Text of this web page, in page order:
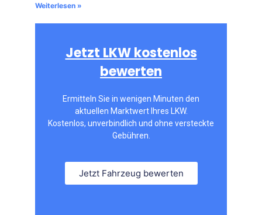
Weiterlesen »
Jetzt LKW kostenlos
bewerten
Ermitteln Sie in wenigen Minuten den
aktuellen Marktwert Ihres LKW.
Kostenlos, unverbindlich und ohne versteckte
Gebühren.
Jetzt Fahrzeug bewerten